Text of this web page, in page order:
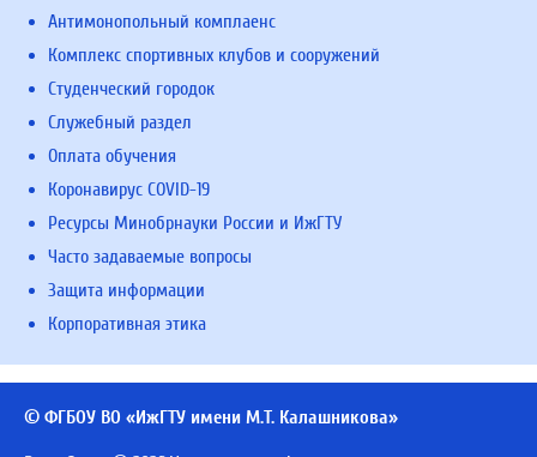
Антимонопольный комплаенс
Комплекс спортивных клубов и сооружений
Студенческий городок
Служебный раздел
Оплата обучения
Коронавирус COVID-19
Ресурсы Минобрнауки России и ИжГТУ
Часто задаваемые вопросы
Защита информации
Корпоративная этика
© ФГБОУ ВО «ИжГТУ имени М.Т. Калашникова»